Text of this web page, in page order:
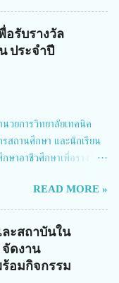
คส่วน เพื่อลดอุบัติเหตุและ
บที่ 5 ในวันที่ 22 มีนาคม
านการวิจัยแห่งชาติ เป็น
จัยเพื่อความปลอดภัยทาง
อำนวยการกองบริหารทุน
นทบุรี ดร.วิภารัตน์ ดีอ่อง
. ในฐานะหน่วยงานบริหาร
ญของกา...
อรับรางวัล
ประจำปี
วยการวิทยาลัยเทคนิค
สถานศึกษา และนักเรียน
าอาชีวศึกษาเพื่อรางวัล
คตาก ประธานคณะอนุกร
ทธาวุธ โพธา ผู้อำนวย
าภรณ์ เสาร์เรือน ผู้อำนวย
ง ผู้อำนวยการวิทยาลัย
อำนวยการวิทยาลัย
ผู้อำนวยการวิทยาลัย
READ MORE »
ะสถาบันใน
จัดงาน
อมกิจกรรม